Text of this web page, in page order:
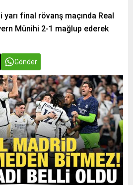
yarı final rövanş maçında Real
Münihi 2-1 mağlup ederek
Gönder